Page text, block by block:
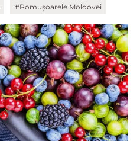
#Pomușoarele Moldovei